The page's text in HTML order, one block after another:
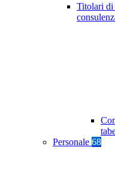
Titolari di
Personale 68